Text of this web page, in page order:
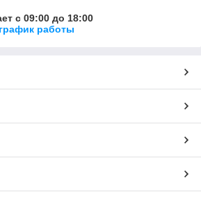
с 09:00 до 18:00
работы